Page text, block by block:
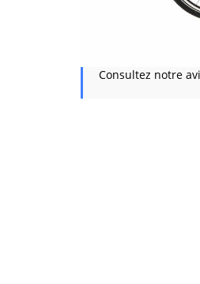
Consultez notre